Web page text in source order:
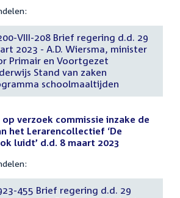
VIII-208 Brief regering d.d. 29
2023 - A.D. Wiersma, minister
Primair en Voortgezet
Stand van zaken
schoolmaaltijden
op verzoek commissie inzake de
het Lerarencollectief ‘De
luidt’ d.d. 8 maart 2023
455 Brief regering d.d. 29